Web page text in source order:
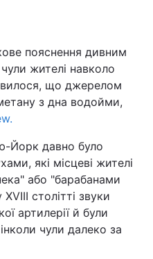
пояснення дивним
жителі навколо
що джерелом
з дна водойми,
Йорк давно було
які місцеві жителі
або "барабанами
столітті звуки
артилерії й були
чули далеко за